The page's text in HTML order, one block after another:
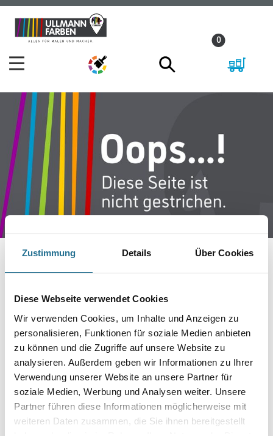
Zustimmung Details Über Cookies
Diese Webseite verwendet Cookies
Wir verwenden Cookies, um Inhalte und Anzeigen zu
personalisieren, Funktionen für soziale Medien anbieten
zu können und die Zugriffe auf unsere Website zu
analysieren. Außerdem geben wir Informationen zu Ihrer
Verwendung unserer Website an unsere Partner für
soziale Medien, Werbung und Analysen weiter. Unsere
Partner führen diese Informationen möglicherweise mit
weiteren Daten zusammen, die Sie ihnen bereitgestellt
Zum
Inhalt
Zum
Navigationsmenü
0
IST AUFGETRETEN
Keine Sorge, wir pinseln schon an der Lösung und
werden das Problem so schnell wie möglich beheben.
Erkunden Sie in der Zwischenzeit unseren Online-Shop
und lassen Sie sich inspirieren.
ZURÜCK ZUM ONLINE-SHOP